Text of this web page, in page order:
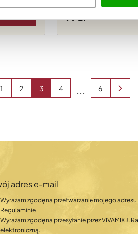
99
1 2 3 4 6
Wyrażam zgodę na przetwarzanie mojego
Regulaminie
Wyrażam zgodę na przesyłanie przez VIVAMIX
elektroniczną.